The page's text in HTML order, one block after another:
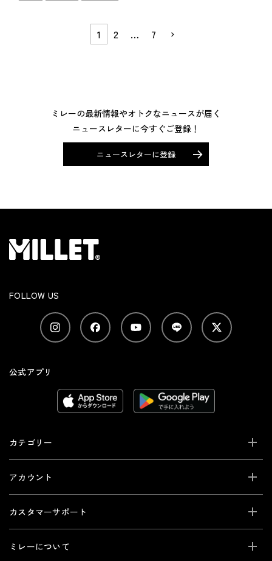
1 2 … 7
ミレーの最新情報やオトクなニュースが届く
ニュースレターに今すぐご登録！
ニュースレターに登録
FOLLOW US
公式アプリ
カテゴリー
アカウント
カスタマーサポート
ミレーについて